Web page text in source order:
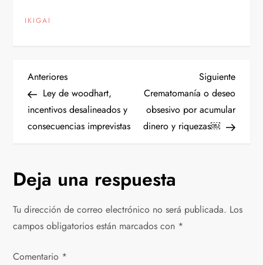
IKIGAI
N
a
v
e
g
a
c
Entrada
anterior
Anteriores
Ley de woodhart,
incentivos desalineados y
consecuencias imprevistas
Siguiente
Crematomanía o deseo
obsesivo por acumular
dinero y riquezas￼
Deja una respuesta
Tu dirección de correo electrónico no será publicada. Los
campos obligatorios están marcados con *
Comentario *